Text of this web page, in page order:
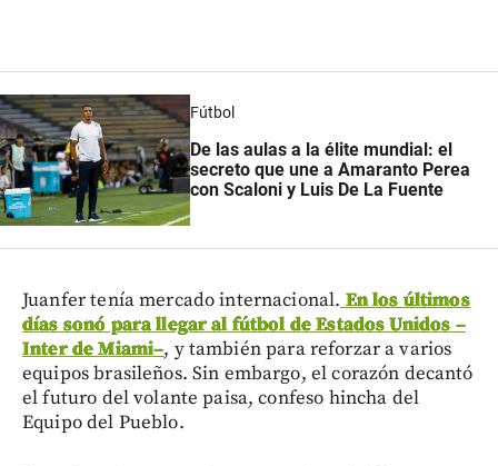
Fútbol
De las aulas a la élite mundial: el
secreto que une a Amaranto Perea
con Scaloni y Luis De La Fuente
Juanfer tenía mercado internacional. En los últimos
días sonó para llegar al fútbol de Estados Unidos –
Inter de Miami–, y también para reforzar a varios
equipos brasileños. Sin embargo, el corazón decantó
el futuro del volante paisa, confeso hincha del
Equipo del Pueblo.